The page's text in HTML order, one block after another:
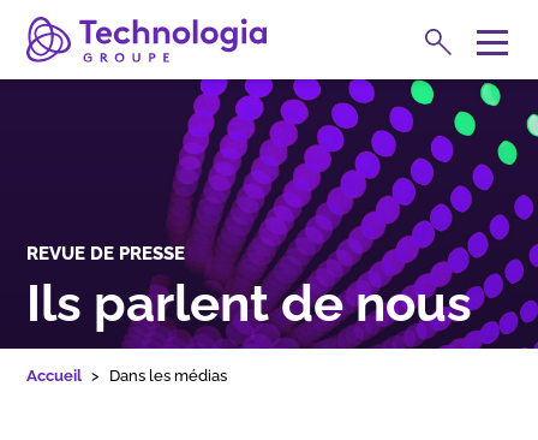
Rechercher
e
n
REVUE DE PRESSE
Ils parlent de nous
Accueil Dans les médias